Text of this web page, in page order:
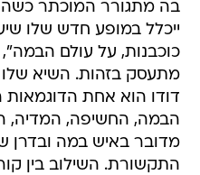
בה מתגורר המוכתר
ייכלל במופע חדש שלו
כוכבנות, על עולם
מתעסק בזהות. השיא שלו
דודו הוא אחת הדוגמאות
הבמה, החשיפה, המדיה,
מדובר באיש במה ובדרן
התקשורת. השילוב בין